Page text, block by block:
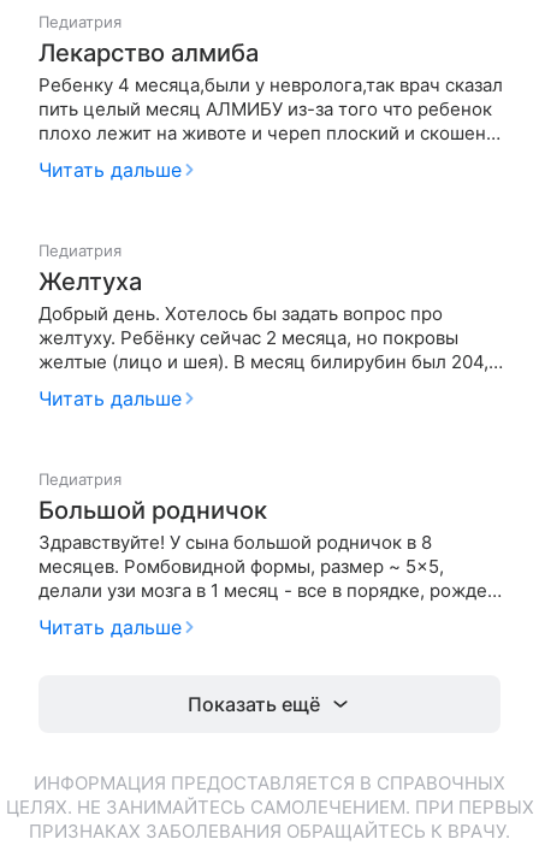
Педиатрия
Лекарство алмиба
Ребенку 4 месяца,были у невролога,так врач сказал
пить целый месяц АЛМИБУ из-за того что ребенок
плохо лежит на животе и череп плоский и скошен
на одну сторону,сказала что слабые кости.В
инструкции написано пить перед едой и разводить
Читать дальше
Педиатрия
Желтуха
Добрый день. Хотелось бы задать вопрос про
желтуху. Ребёнку сейчас 2 месяца, но покровы
желтые (лицо и шея). В месяц билирубин был 204,
спустя три недели стал 134. В 1,5 месяца - 53. Все
это время давала урсосан, фосфоглиф; ещё галстену
Читать дальше
Педиатрия
Большой родничок
Здравствуйте! У сына большой родничок в 8
месяцев. Ромбовидной формы, размер ~ 5x5,
делали узи мозга в 1 месяц - все в порядке, рожден
путём кесарева сечения. Давали аквадетрим, но
очень нерегулярно с перерывами по месяцу, сейчас
Читать дальше
Показать ещё
ИНФОРМАЦИЯ ПРЕДОСТАВЛЯЕТСЯ В СПРАВОЧНЫХ
ЦЕЛЯХ. НЕ ЗАНИМАЙТЕСЬ САМОЛЕЧЕНИЕМ. ПРИ ПЕРВЫХ
ПРИЗНАКАХ ЗАБОЛЕВАНИЯ ОБРАЩАЙТЕСЬ К ВРАЧУ.